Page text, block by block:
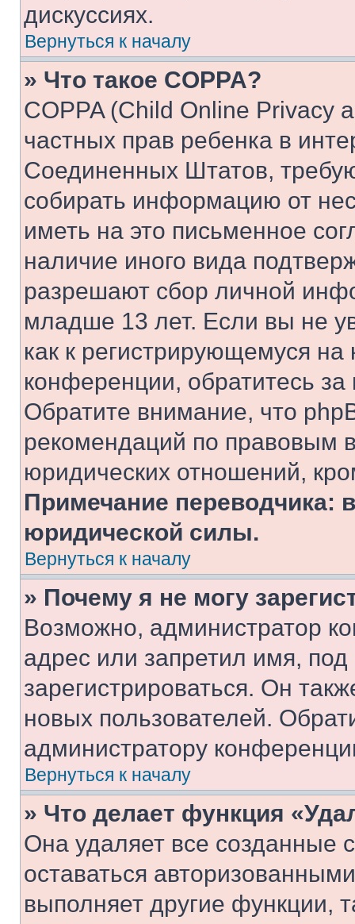
дискуссиях.
Вернуться к началу
» Что такое COPPA?
COPPA (Child Online Privacy
частных прав ребенка в
Соединенных Штатов,
собирать информацию от
иметь на это письменное
наличие иного вида
разрешают сбор личной
младше 13 лет. Если вы не
как к регистрирующемуся
конференции, обратитесь
Обратите внимание, что
рекомендаций по правовым
юридических отношений,
Примечание переводчика:
юридической силы.
Вернуться к началу
» Почему я не могу
Возможно, администратор
адрес или запретил имя,
зарегистрироваться. Он
новых пользователей.
администратору
Вернуться к началу
» Что делает функция
Она удаляет все созданные
оставаться
выполняет другие функции,